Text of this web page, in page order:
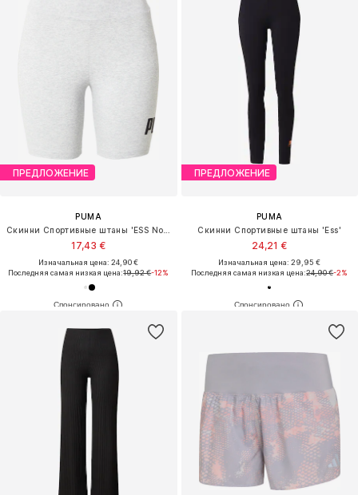
ПРЕДЛОЖЕНИЕ
PUMA
17,43 €
Изначальная цена: 24,90 €
Последняя самая низкая цена:19,92 €-12%
ПРЕДЛОЖЕНИЕ
PUMA
Скинни Спортивные штаны 'Ess'
24,21 €
Изначальная цена: 29,95 €
Последняя самая низкая цена:24,90 €-2%